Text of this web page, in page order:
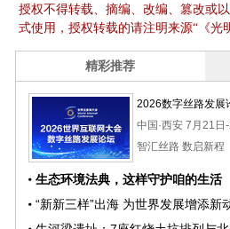
授权不得转载、摘编、改编、篡改或
式使用，授权转载的请注明来源“《光